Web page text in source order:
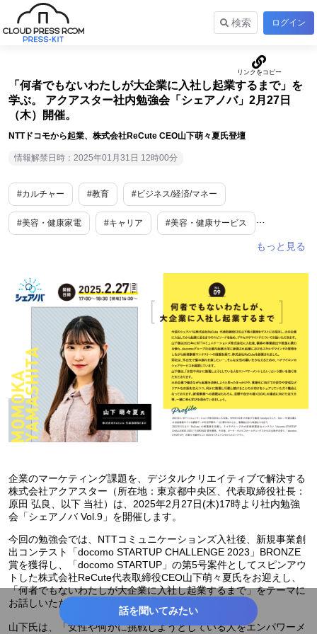
検索 ログイン
「何者でもないわたしが大企業に入社し起業するまで」を
学ぶ。 アクアスター社内勉強会「シェアノバ」2月27日
（木）開催。
NTTドコモから起業、株式会社ReCute CEO山下萌々夏氏登壇
情報解禁日時：2025年01月31日 12時00分
#カルチャー #教育 #ビジネス/経済/マネー
#美容・健康家電 #キャリア #美容・健康サービス
企業のマーケティング課題を、デジタルクリエイティブで解決する
株式会社アクアスター（所在地：東京都中央区、代表取締役社長：
原田 弘良、以下 当社）は、2025年2月27日(木)17時より社内勉強
会「シェアノバ Vol.9」を開催します。
今回の勉強会では、NTTコミュニケーションズ入社後、新規事業創
出コンテスト「docomo STARTUP CHALLENGE 2023」BRONZE
賞を獲得し、「docomo STARTUP」の第5号案件としてスピンアウ
トした株式会社ReCute代表取締役CEO山下萌々夏氏をお迎えし、
「何者でもないわたしが大企業に入社し起業するまで」をテーマに
お話しいただきます。
山下氏は、「女性や何かに挑戦しようとしている人をエンパワーメ
話を聞いてみたい